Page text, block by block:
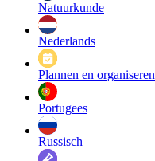
Natuurkunde
Nederlands
Plannen en organiseren
Portugees
Russisch